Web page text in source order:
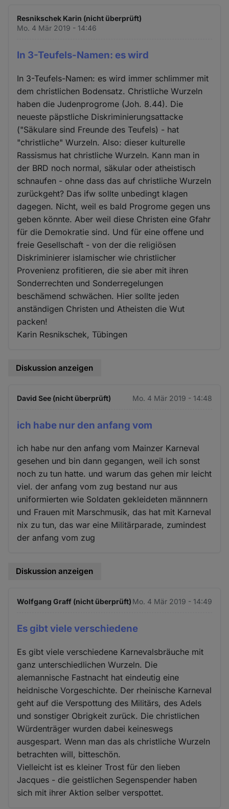
Resnikschek Karin (nicht überprüft)
Mo. 4 Mär 2019 - 14:46
In 3-Teufels-Namen: es wird
In 3-Teufels-Namen: es wird immer schlimmer mit
dem christlichen Bodensatz. Christliche Wurzeln
haben die Judenprogrome (Joh. 8.44). Die
neueste päpstliche Diskriminierungsattacke
("Säkulare sind Freunde des Teufels) - hat
"christliche" Wurzeln. Also: dieser kulturelle
Rassismus hat christliche Wurzeln. Kann man in
der BRD noch normal, säkular oder atheistisch
schnaufen - ohne dass das auf christliche Wurzeln
zurückgeht? Das ifw sollte unbedingt klagen
dagegen. Nicht, weil es bald Progrome gegen uns
geben könnte. Aber weil diese Christen eine Gfahr
für die Demokratie sind. Und für eine offene und
freie Gesellschaft - von der die religiösen
Diskriminierer islamischer wie christlicher
Provenienz profitieren, die sie aber mit ihren
Sonderrechten und Sonderregelungen
beschämend schwächen. Hier sollte jeden
anständigen Christen und Atheisten die Wut
packen!
Karin Resnikschek, Tübingen
Diskussion anzeigen
David See (nicht überprüft) Mo. 4 Mär 2019 - 14:48
ich habe nur den anfang vom
ich habe nur den anfang vom Mainzer Karneval
gesehen und bin dann gegangen, weil ich sonst
noch zu tun hatte. und warum das gehen mir leicht
viel. der anfang vom zug bestand nur aus
uniformierten wie Soldaten gekleideten männnern
und Frauen mit Marschmusik, das hat mit Karneval
nix zu tun, das war eine Militärparade, zumindest
der anfang vom zug
Diskussion anzeigen
Wolfgang Graff (nicht überprüft) Mo. 4 Mär 2019 - 14:49
Es gibt viele verschiedene
Es gibt viele verschiedene Karnevalsbräuche mit
ganz unterschiedlichen Wurzeln. Die
alemannische Fastnacht hat eindeutig eine
heidnische Vorgeschichte. Der rheinische Karneval
geht auf die Verspottung des Militärs, des Adels
und sonstiger Obrigkeit zurück. Die christlichen
Würdenträger wurden dabei keineswegs
ausgespart. Wenn man das als christliche Wurzeln
betrachten will, bitteschön.
Vielleicht ist es kleiner Trost für den lieben
Jacques - die geistlichen Segenspender haben
sich mit ihrer Aktion selber verspottet.